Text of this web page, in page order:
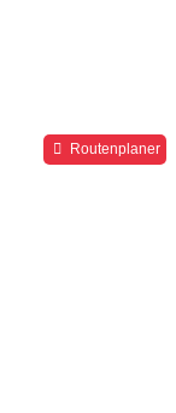
Routenplaner